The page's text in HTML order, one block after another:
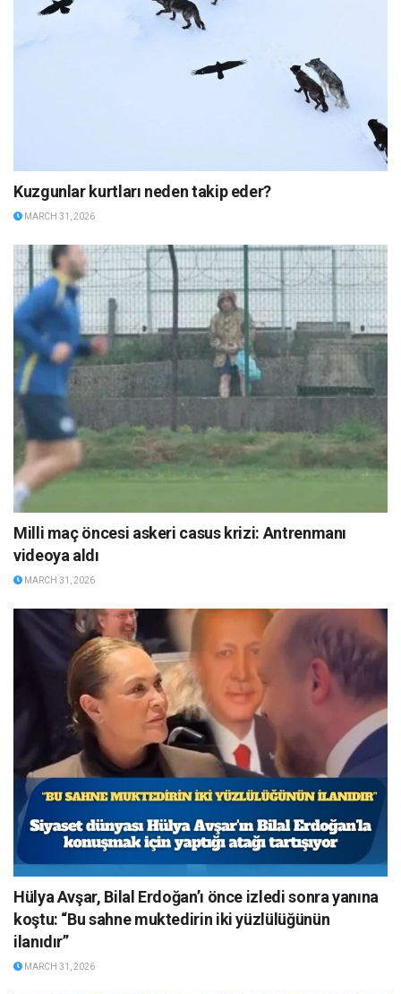
Kuzgunlar kurtları neden takip eder?
MARCH 31, 2026
Milli maç öncesi askeri casus krizi: Antrenmanı
videoya aldı
MARCH 31, 2026
Hülya Avşar, Bilal Erdoğan’ı önce izledi sonra yanına
koştu: “Bu sahne muktedirin iki yüzlülüğünün
ilanıdır”
MARCH 31, 2026